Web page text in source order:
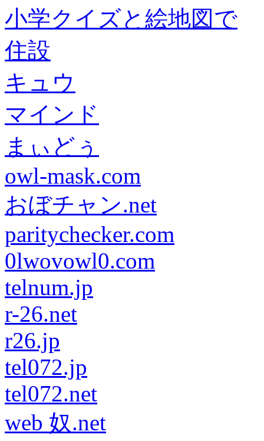
小学クイズと絵地図で
住設
キュウ
マインド
まぃどぅ
owl-mask.com
おぼチャン.net
paritychecker.com
0lwovowl0.com
telnum.jp
r-26.net
r26.jp
tel072.jp
tel072.net
web 奴.net